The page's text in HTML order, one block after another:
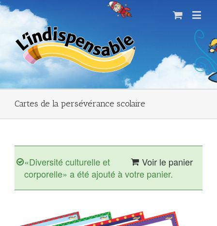
Cartes de la persévérance scolaire
Voir le panier
«Diversité culturelle et
corporelle» a été ajouté à votre panier.